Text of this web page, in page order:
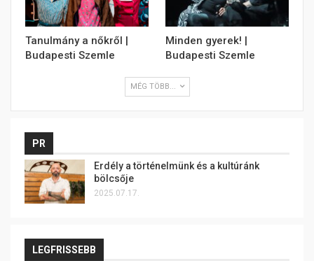
Tanulmány a nőkről |
Budapesti Szemle
Minden gyerek! |
Budapesti Szemle
MÉG TÖBB...
PR
Erdély a történelmünk és a kultúránk
bölcsője
2025.07.17.
LEGFRISSEBB